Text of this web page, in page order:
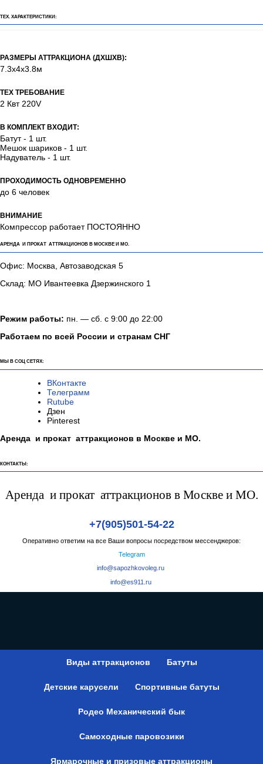
ТЕХ. ХАРАКТЕРИСТИКИ:
РАЗМЕРЫ АТТРАКЦИОНА (ДХШХВ):
7.3х4х3.8м
ТЕХ ТРЕБОВАНИЕ
2 Квт 220V
В КОМПЛЕКТ ВХОДИТ:
Батут - 1 шт.
Мешок шариков - 1 шт.
Надуватель - 1 шт.
ПРОХОДИМОСТЬ ОДНОВРЕМЕННО
до 6 человек
ВНИМАНИЕ
Компрессор работает ПОСТОЯННО
АРЕНДА И ПРОКАТ АТТРАКЦИОНОВ В МОСКВЕ И МО.
Офис: Москва, Автозаводская 5
Склад: МО Ивантеевка Дзержинского 1
Режим работы: пн. — сб. с 9:00 до 22:00
Работаем по всей России и странам СНГ
МЫ В СОЦ СЕТЯХ:
ВКонтакте
Телеграмм
Rutube
Дзен
Pinterest
Аренда и прокат аттракционов в Москве и МО.
КОНТАКТЫ:
Аренда и прокат аттракционов в Москве и МО.
+7(905)501-54-22
Оперативно ответим на все Ваши вопросы посредством мессенджеров:
Telegram
info@sapozhkovoleg.ru
info@es911.ru
Виды аттракционов Батуты
Детские карусели Спортивные батуты
Родео Механический бык
Самоходные паровозики
Ярмарочные и призовые аттракционы